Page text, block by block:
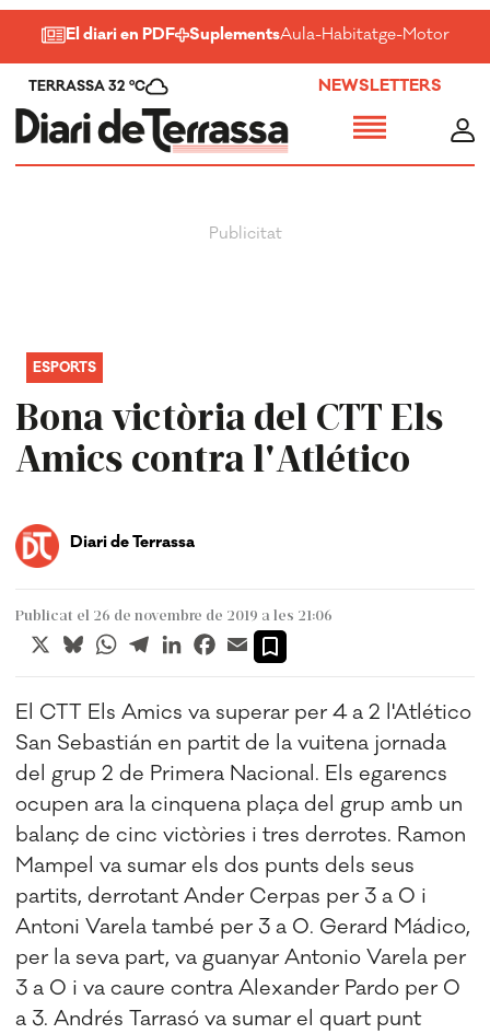
El diari en PDF SuplementsAula-Habitatge-Motor-
TERRASSA 32 ºC NEWSLETTERS
Bona victòria del CTT Els
Amics contra l'Atlético
ESPORTS
Diari de Terrassa
Publicat el 26 de novembre de 2019 a les 21:06
X BlueskyWhatsApp
TelegramLinkedInFacebook
Email
El CTT Els Amics va superar per 4 a 2 l'Atlético
San Sebastián en partit de la vuitena jornada
del grup 2 de Primera Nacional. Els egarencs
ocupen ara la cinquena plaça del grup amb un
balanç de cinc victòries i tres derrotes. Ramon
Mampel va sumar els dos punts dels seus
partits, derrotant Ander Cerpas per 3 a 0 i
Antoni Varela també per 3 a 0. Gerard Mádico,
per la seva part, va guanyar Antonio Varela per
3 a 0 i va caure contra Alexander Pardo per 0
a 3. Andrés Tarrasó va sumar el quart punt